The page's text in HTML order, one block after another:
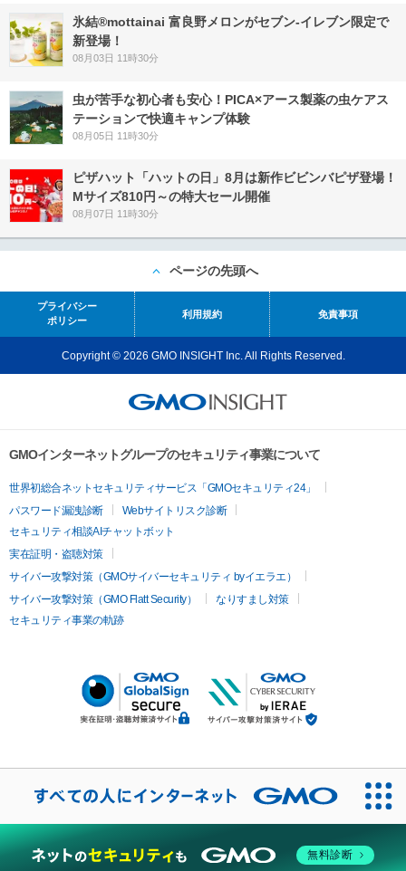
氷結®mottainai 富良野メロンがセブン‐イレブン限定で
新登場！
08月03日 11時30分
虫が苦手な初心者も安心！PICA×アース製薬の虫ケアス
テーションで快適キャンプ体験
08月05日 11時30分
ピザハット「ハットの日」8月は新作ビビンバピザ登場！
Mサイズ810円～の特大セール開催
08月07日 11時30分
ページの先頭へ
プライバシー
ポリシー
利用規約 免責事項
Copyright © 2026 GMO INSIGHT Inc. All Rights Reserved.
GMOインターネットグループのセキュリティ事業について
世界初総合ネットセキュリティサービス「GMOセキュリティ24」
パスワード漏洩診断
Webサイトリスク診断
セキュリティ相談AIチャットボット
実在証明・盗聴対策
サイバー攻撃対策（GMOサイバーセキュリティ byイエラエ）
サイバー攻撃対策（GMO Flatt Security）
なりすまし対策
セキュリティ事業の軌跡
無料診断